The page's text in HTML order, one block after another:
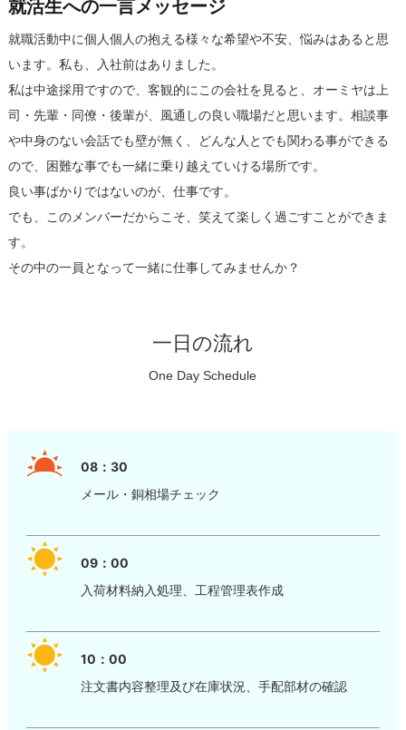
就活生への一言メッセージ
就職活動中に個人個人の抱える様々な希望や不安、悩みはあると思
います。私も、入社前はありました。
私は中途採用ですので、客観的にこの会社を見ると、オーミヤは上
司・先輩・同僚・後輩が、風通しの良い職場だと思います。相談事
や中身のない会話でも壁が無く、どんな人とでも関わる事ができる
ので、困難な事でも一緒に乗り越えていける場所です。
良い事ばかりではないのが、仕事です。
でも、このメンバーだからこそ、笑えて楽しく過ごすことができま
す。
その中の一員となって一緒に仕事してみませんか？
一日の流れ
One Day Schedule
08：30
メール・銅相場チェック
09：00
入荷材料納入処理、工程管理表作成
10：00
注文書内容整理及び在庫状況、手配部材の確認